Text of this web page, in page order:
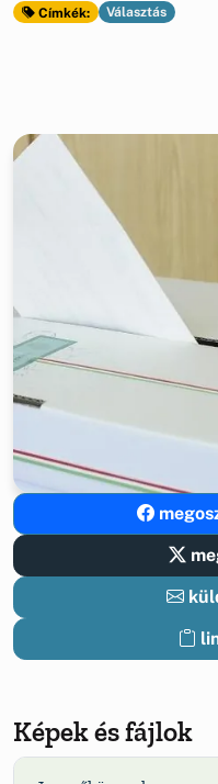
Címkék: Választás
Képek és fájlok